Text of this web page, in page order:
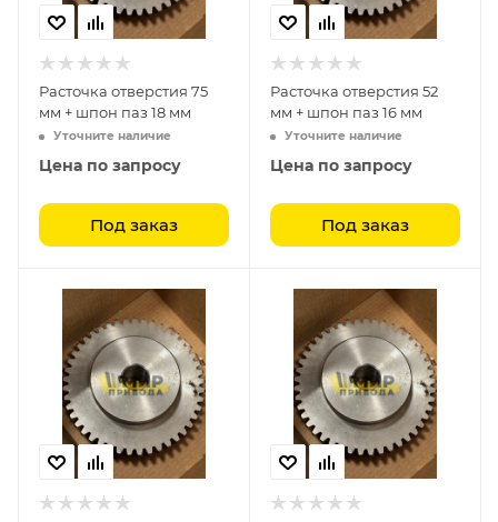
Расточка отверстия 75
мм + шпон паз 18 мм
Уточните наличие
Цена по запросу
Под заказ
Расточка отверстия 52
мм + шпон паз 16 мм
Уточните наличие
Цена по запросу
Под заказ